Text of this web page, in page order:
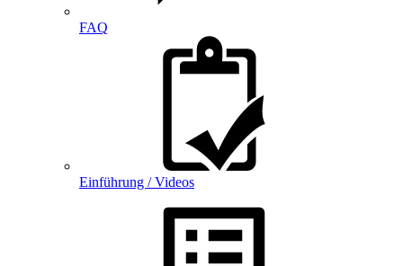
FAQ
Einführung / Videos